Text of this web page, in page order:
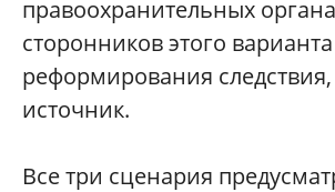
правоохранительных
сторонников этого варианта
реформирования
источник.
Все три сценария